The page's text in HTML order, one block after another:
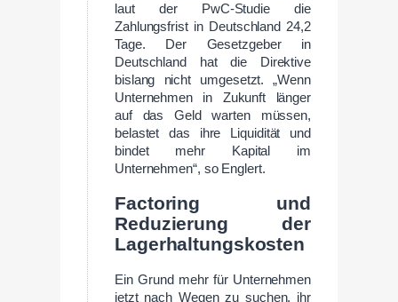
laut der PwC-Studie die
Zahlungsfrist in Deutschland 24,2
Tage. Der Gesetzgeber in
Deutschland hat die Direktive
bislang nicht umgesetzt. „Wenn
Unternehmen in Zukunft länger
auf das Geld warten müssen,
belastet das ihre Liquidität und
bindet mehr Kapital im
Unternehmen“, so Englert.
Factoring und
Reduzierung der
Lagerhaltungskosten
Ein Grund mehr für Unternehmen
jetzt nach Wegen zu suchen, ihr